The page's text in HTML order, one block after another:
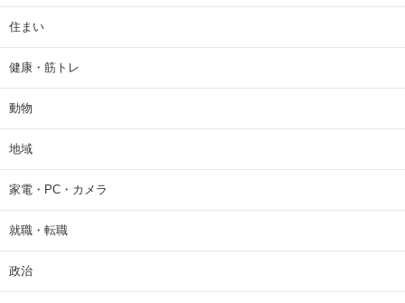
住まい
健康・筋トレ
動物
地域
家電・PC・カメラ
就職・転職
政治